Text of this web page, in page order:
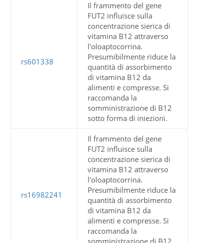
rs601338
Il frammento del gene
FUT2 influisce sulla
concentrazione sierica di
vitamina B12 attraverso
l'oloaptocorrina.
Presumibilmente riduce la
quantità di assorbimento
di vitamina B12 da
alimenti e compresse. Si
raccomanda la
somministrazione di B12
sotto forma di iniezioni.
rs16982241
Il frammento del gene
FUT2 influisce sulla
concentrazione sierica di
vitamina B12 attraverso
l'oloaptocorrina.
Presumibilmente riduce la
quantità di assorbimento
di vitamina B12 da
alimenti e compresse. Si
raccomanda la